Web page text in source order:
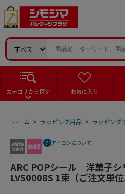
カテゴリから探す お気に入り
ホーム > ラッピング用品 > ラッピング
アイコンについて
ARC POPシール 洋菓子シ
LVS0008S 1束（ご注文単位